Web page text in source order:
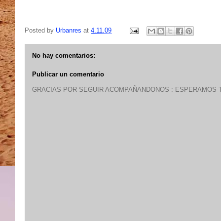
Posted by Urbanres at 4.11.09
No hay comentarios:
Publicar un comentario
GRACIAS POR SEGUIR ACOMPAÑANDONOS : ESPERAMOS